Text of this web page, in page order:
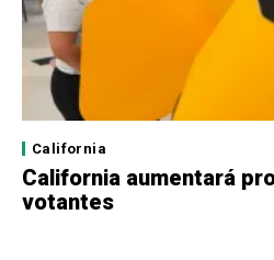
California
California aumentará
votantes